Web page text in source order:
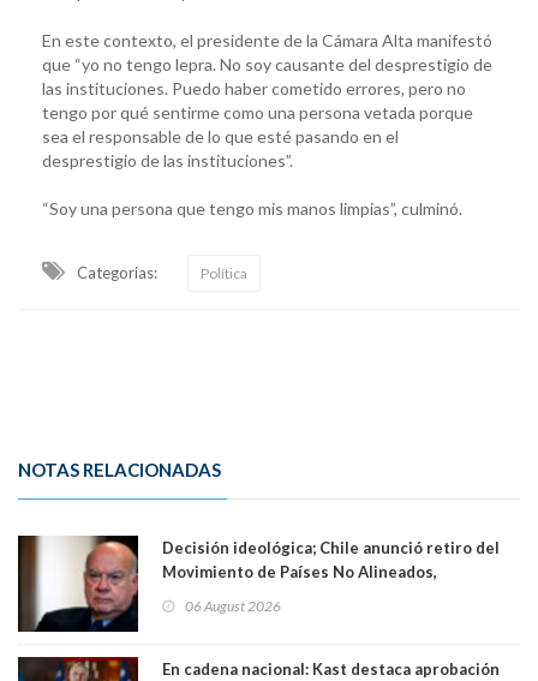
En este contexto, el presidente de la Cámara Alta manifestó
que “yo no tengo lepra. No soy causante del desprestigio de
las instituciones. Puedo haber cometido errores, pero no
tengo por qué sentirme como una persona vetada porque
sea el responsable de lo que esté pasando en el
desprestigio de las instituciones”.
“Soy una persona que tengo mis manos limpias”, culminó.
Categorias: Política
NOTAS RELACIONADAS
Decisión ideológica; Chile anunció retiro del
Movimiento de Países No Alineados,
1971. Excanciller Insulza lamentó decisión
06 August 2026
En cadena nacional: Kast destaca aprobación